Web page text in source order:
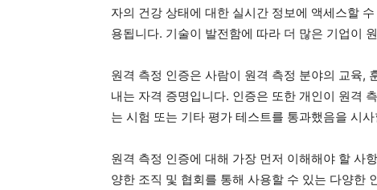
자의 건강 상태에 대한 실시간 정보에 액세스할
용됩니다. 기술이 발전함에 따라 더 많은 기업이
원격 측정 인증은 사람이 원격 측정 분야의 교육,
내는 자격 증명입니다. 인증은 또한 개인이 원격
는 시험 또는 기타 평가 테스트를 통과했음을 시
원격 측정 인증에 대해 가장 먼저 이해해야 할 사
양한 조직 및 협회를 통해 사용할 수 있는 다양